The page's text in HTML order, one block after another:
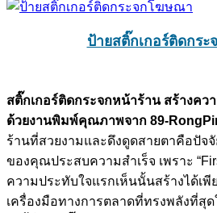
ป้ายสติ๊กเกอร์ติดกร
สติ๊กเกอร์ติดกระจกหน้าร้าน สร้างคว
ด้วยงานพิมพ์คุณภาพจาก 89-
ร้านที่สวยงามและดึงดูดสายตาคือปัจ
ของคุณประสบความสำเร็จ เพราะ
ความประทับใจแรกเห็นนั้นสร้างได้เพี
เครื่องมือทางการตลาดที่ทรงพลังที่สุ